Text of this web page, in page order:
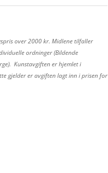
over 2000 kr. Midlene tilfaller
ordninger (Bildende
Kunstavgiften er hjemlet i
gjelder er avgiften lagt inn i prisen for